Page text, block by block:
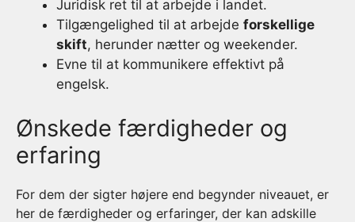
Juridisk ret til at arbejde i landet.
Tilgængelighed til at arbejde forskellige
skift, herunder nætter og weekender.
Evne til at kommunikere effektivt på
engelsk.
Ønskede færdigheder og
erfaring
For dem der sigter højere end begynder niveauet, er
her de færdigheder og erfaringer, der kan adskille